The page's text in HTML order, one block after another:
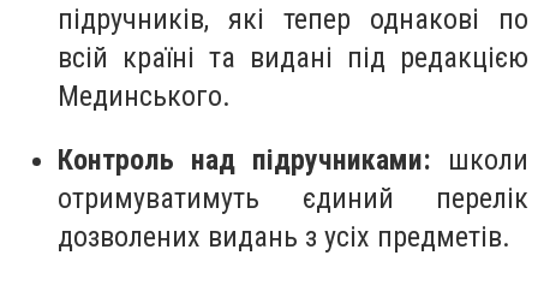
підручників, які тепер однакові по
всій країні та видані під редакцією
Мединського.
Контроль над підручниками: школи
отримуватимуть єдиний перелік
дозволених видань з усіх предметів.